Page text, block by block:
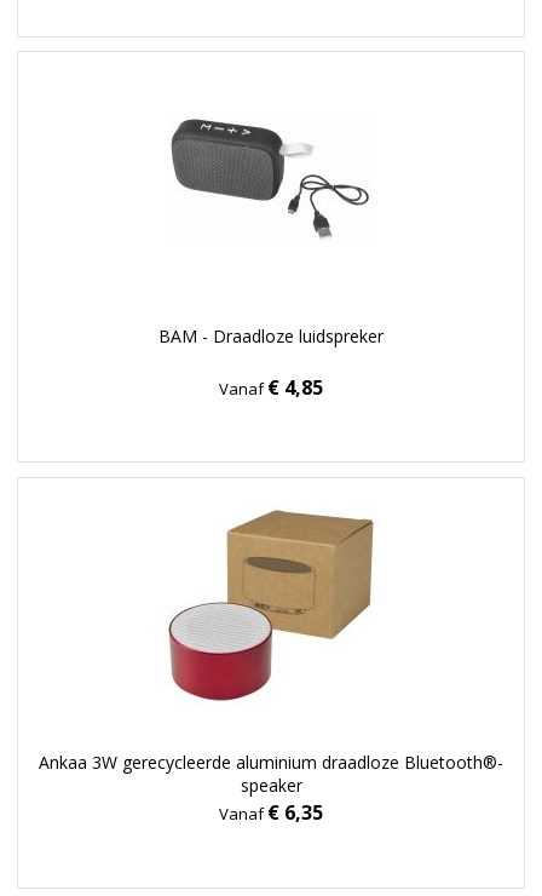
BAM - Draadloze luidspreker
Vanaf€ 4,85
Ankaa 3W gerecycleerde aluminium draadloze Bluetooth®-
speaker
Vanaf€ 6,35